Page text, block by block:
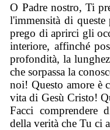
O Padre nostro, Ti
l'immensità di
prego di aprirci gli
interiore, affinché
profondità, la
che sorpassa la
noi! Questo amore è
vita di Gesù Cristo!
Facci
della verità che Tu ci